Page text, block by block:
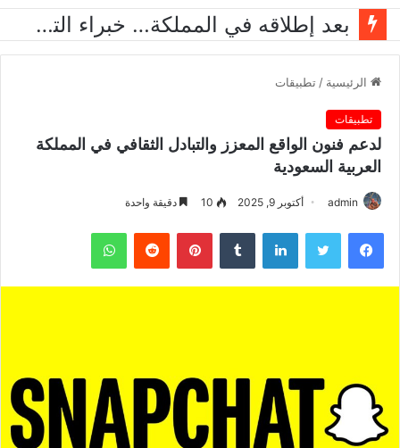
عن
بعد إطلاقه في المملكة… خبراء التقنية ورواد مجتمع الألعاب يشاركون انطباعاتهم حول TECNO POVA 8 Pro 5G
الرئيسية / تطبيقات
تطبيقات
لدعم فنون الواقع المعزز والتبادل الثقافي في المملكة
العربية السعودية
admin أكتوبر 9, 2025 10 دقيقة واحدة
فيسبوك تويتر لينكدإن بينتيريست واتساب